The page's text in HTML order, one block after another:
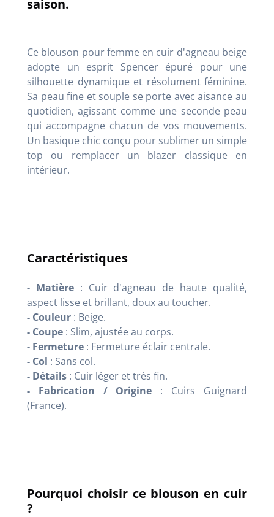
saison.
Ce blouson pour femme en cuir d'agneau beige
adopte un esprit Spencer épuré pour une
silhouette dynamique et résolument féminine.
Sa peau fine et souple se porte avec aisance au
quotidien, agissant comme une seconde peau
qui accompagne chacun de vos mouvements.
Un basique chic conçu pour sublimer un simple
top ou remplacer un blazer classique en
intérieur.
Caractéristiques
- Matière: Cuir d'agneau de haute qualité,
aspect lisse et brillant, doux au toucher.
- Couleur : Beige.
- Coupe : Slim, ajustée au corps.
- Fermeture : Fermeture éclair centrale.
- Col : Sans col.
- Détails : Cuir léger et très fin.
- Fabrication / Origine : Cuirs Guignard
(France).
Pourquoi choisir ce blouson en cuir
?